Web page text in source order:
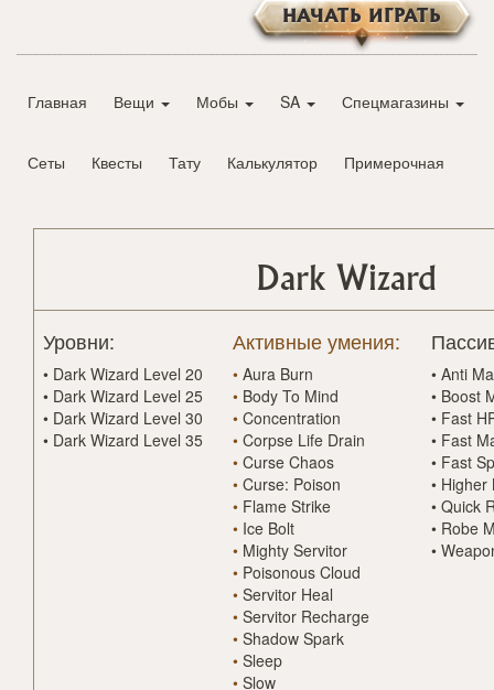
НАЧАТЬ ИГРАТЬ
Главная Вещи Мобы SA Спецмагазины
Сеты Квесты Тату Калькулятор Примерочная
Dark Wizard
Уровни:
• Dark Wizard Level 20
• Dark Wizard Level 25
• Dark Wizard Level 30
• Dark Wizard Level 35
Активные умения:
• Aura Burn
• Body To Mind
• Concentration
• Corpse Life Drain
• Curse Chaos
• Curse: Poison
• Flame Strike
• Ice Bolt
• Mighty Servitor
• Poisonous Cloud
• Servitor Heal
• Servitor Recharge
• Shadow Spark
• Sleep
• Slow
• Anti
• Boost
• Fast
• Fast
• Fast
• Higher
• Quick
• Robe
•